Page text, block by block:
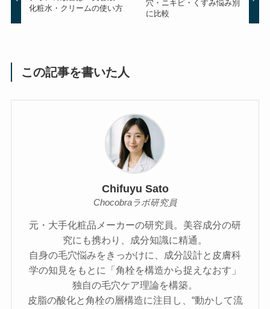
化粧水・クリームの使い方
穴・ニキビ・くすみ悩み別
に比較
この記事を書いた人
Chifuyu Sato
Chocobraラボ研究員
元・大手化粧品メーカーの研究員。美容成分の研
究にも携わり、成分知識に精通。
自身の毛穴悩みをきっかけに、成分設計と皮膚科
学の知見をもとに「角栓を構造から捉えなおす」
独自の毛穴ケア理論を構築。
皮脂の酸化と角栓の層構造に注目し、“動かして流